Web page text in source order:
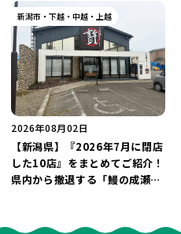
新潟市・下越・中越・上越
2026年08月02日
【新潟県】『2026年7月に閉店
した10店』をまとめてご紹介！
県内から撤退する「鰻の成瀬」